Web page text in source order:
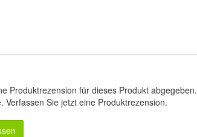
Produktrezension für dieses Produkt abgegeben.
Verfassen Sie jetzt eine Produktrezension.